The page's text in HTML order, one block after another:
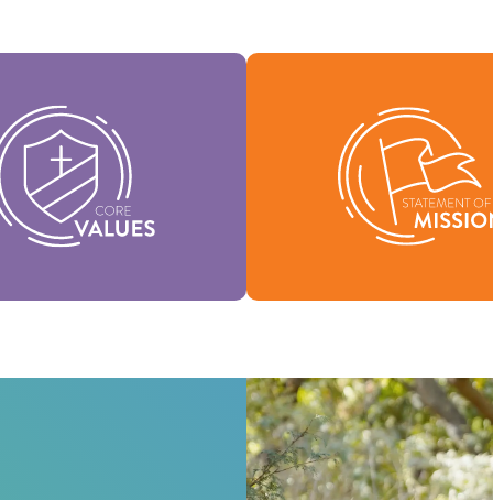
가치는 우리 정체성의 본
리 교단의 비전을 지원하며,
형성하는 데 도움을 줍니
다.
가치
우리의 사명 선언문은 우
지, 왜 존재하는지, 그리고
하는 이유를 정의합
미션